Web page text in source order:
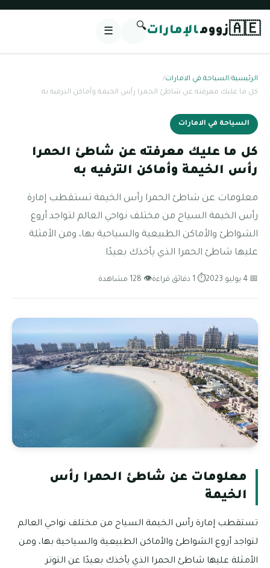
🇦🇪زوومالإمارات🔍
☰
الرئيسية/السياحة في الامارات/
كل ما عليك معرفته عن شاطئ الحمرا رأس الخيمة وأماكن الترفيه به
السياحة في الامارات
كل ما عليك معرفته عن شاطئ الحمرا
رأس الخيمة وأماكن الترفيه به
معلومات عن شاطئ الحمرا رأس الخيمة تستقطب إمارة
رأس الخيمة السياح من مختلف نواحي العالم لتواجد أروع
الشواطئ والأماكن الطبيعية والسياحية بها، ومن الأمثلة
عليها شاطئ الحمرا الذي يأخذك بعيدًا
📅 4 يوليو 2023 ⏱ 1 دقائق قراءة 👁 128 مشاهدة
معلومات عن شاطئ الحمرا رأس
الخيمة
تستقطب إمارة رأس الخيمة السياح من مختلف نواحي العالم
لتواجد أروع الشواطئ والأماكن الطبيعية والسياحية بها، ومن
الأمثلة عليها شاطئ الحمرا الذي يأخذك بعيدًا عن التوتر